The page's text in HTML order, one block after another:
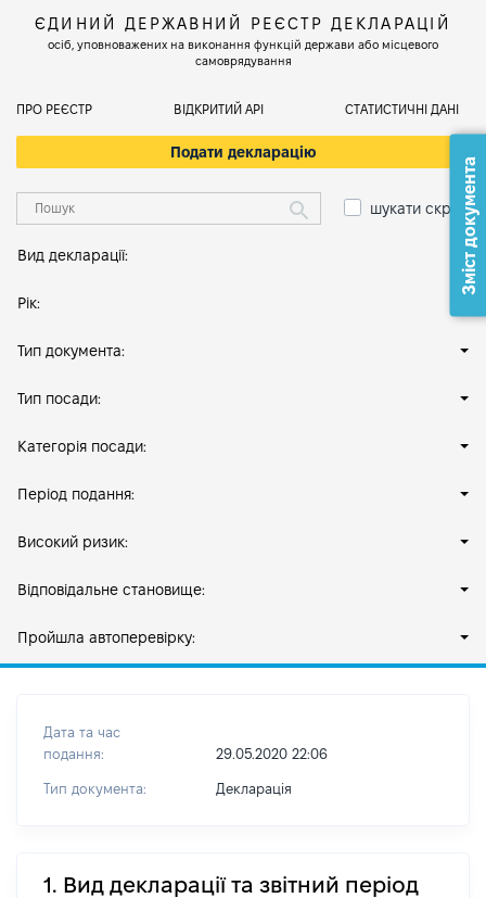
ЄДИНИЙ ДЕРЖАВНИЙ РЕЄСТР ДЕКЛАРАЦІЙ
осіб, уповноважених на виконання функцій держави або місцевого
самоврядування
ПРО РЕЄСТР ВІДКРИТИЙ АРІ СТАТИСТИЧНІ ДАНІ
Подати декларацію
шукати скрізь
Вид декларації:
Рік:
Тип документа:
Тип посади:
Категорія посади:
Період подання:
Високий ризик:
Відповідальне становище:
Пройшла автоперевірку:
Дата та час
подання:
29.05.2020 22:06
Тип документа: Декларація
1. Вид декларації та звітний період
Зміст документа